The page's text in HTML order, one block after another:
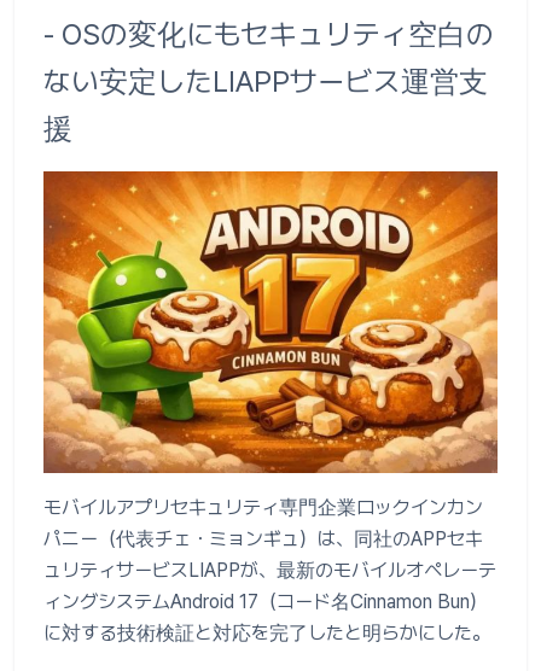
- OSの変化にもセキュリティ空白の
ない安定したLIAPPサービス運営支
援
モバイルアプリセキュリティ専門企業ロックインカン
パニー（代表チェ・ミョンギュ）は、同社のAPPセキ
ュリティサービスLIAPPが、最新のモバイルオペレーテ
ィングシステムAndroid 17（コード名Cinnamon Bun）
に対する技術検証と対応を完了したと明らかにした。